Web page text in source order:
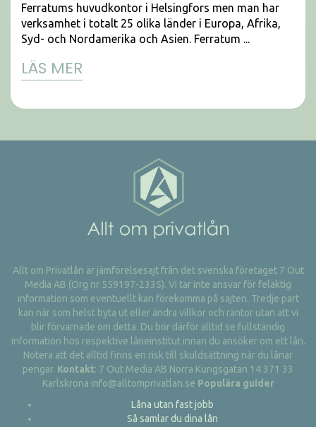
Ferratums huvudkontor i Helsingfors men man har
verksamhet i totalt 25 olika länder i Europa, Afrika,
Syd- och Nordamerika och Asien. Ferratum ...
LÄS MER
Allt om Privatlån är jämförelsesajt från det svenska företaget 7 Out
Media AB (Org nr 559197-2335). Vi tar inte ansvar för felaktig
information som eventuellt kan förekomma på sajten. Tredje part
kan när som helst byta ut eller ändra villkor och räntor utan att vi
blir förvarnade om detta. Du bör därför alltid se fullständig
information hos respektive låneinstitut innan du ansöker om ett lån.
Notera att det alltid finns en risk till skuldsättning när du lånar
pengar. Kontakt: 7 Out Media AB Norra Kungsgatan 14 371 33
Karlskrona info@alltomprivatlan.se Populära guider
Låna utan fast jobb
Så samlar du dina lån